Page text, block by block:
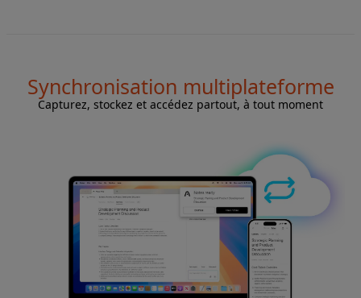
Synchronisation multiplateforme
Capturez, stockez et accédez partout, à tout moment